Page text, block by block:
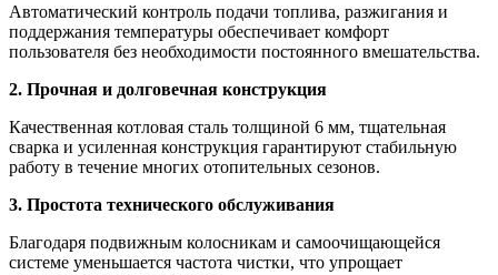
Автоматический контроль подачи топлива, разжигания и
поддержания температуры обеспечивает комфорт
пользователя без необходимости постоянного вмешательства.
2. Прочная и долговечная конструкция
Качественная котловая сталь толщиной 6 мм, тщательная
сварка и усиленная конструкция гарантируют стабильную
работу в течение многих отопительных сезонов.
3. Простота технического обслуживания
Благодаря подвижным колосникам и самоочищающейся
системе уменьшается частота чистки, что упрощает